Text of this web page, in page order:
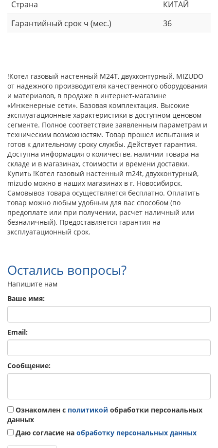
Страна
КИТАЙ
Гарантийный срок ч (мес.)
36
!Котел газовый настенный M24T, двухконтурный, MIZUDO
от надежного производителя качественного оборудования
и материалов, в продаже в интернет-магазине
«Инженерные сети». Базовая комплектация. Высокие
эксплуатационные характеристики в доступном ценовом
сегменте. Полное соответствие заявленным параметрам и
техническим возможностям. Товар прошел испытания и
готов к длительному сроку службы. Действует гарантия.
Доступна информация о количестве, наличии товара на
складе и в магазинах, стоимости и времени доставки.
Купить !Котел газовый настенный m24t, двухконтурный,
mizudo можно в наших магазинах в г. Новосибирск.
Самовывоз товара осуществляется бесплатно. Оплатить
товар можно любым удобным для вас способом (по
предоплате или при получении, расчет наличный или
безналичный). Предоставляется гарантия на
эксплуатационный срок.
Остались вопросы?
Напишите нам
Ваше имя:
Email:
Сообщение:
Ознакомлен с политикой обработки персональных
данных
Даю согласие на обработку персональных данных